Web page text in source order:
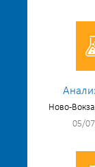
Ново-
05/